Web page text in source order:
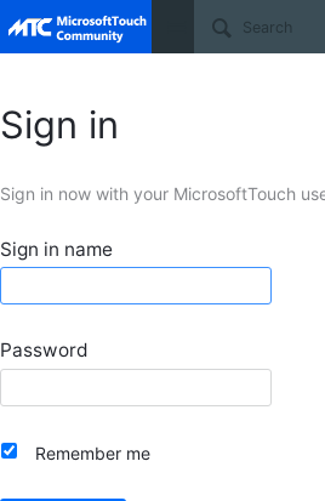
Site
Sign in
Sign in now with your MicrosoftTouch
Sign in name
Password
Remember me